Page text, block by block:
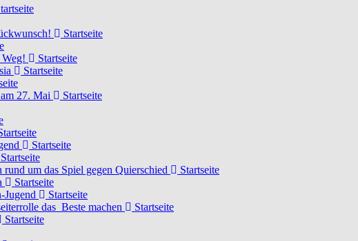
Startseite
Startseite
Startseite
27. Mai
Startseite
Startseite
Startseite
um das Spiel gegen Quierschied
Startseite
Startseite
Jugend
Startseite
das Beste machen
Startseite
Startseite